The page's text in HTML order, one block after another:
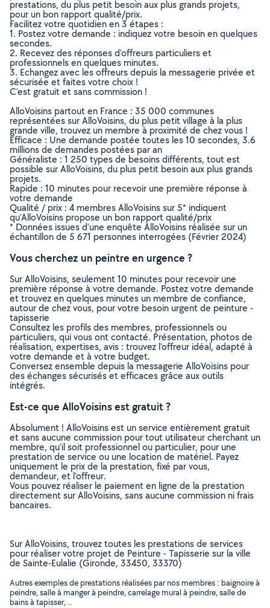
prestations, du plus petit besoin aux plus grands projets,
pour un bon rapport qualité/prix.
Facilitez votre quotidien en 3 étapes :
1. Postez votre demande : indiquez votre besoin en quelques
secondes.
2. Recevez des réponses d’offreurs particuliers et
professionnels en quelques minutes.
3. Echangez avec les offreurs depuis la messagerie privée et
sécurisée et faites votre choix !
C’est gratuit et sans commission !
AlloVoisins partout en France : 35 000 communes
représentées sur AlloVoisins, du plus petit village à la plus
grande ville, trouvez un membre à proximité de chez vous !
Efficace : Une demande postée toutes les 10 secondes, 3.6
millions de demandes postées par an
Généraliste : 1 250 types de besoins différents, tout est
possible sur AlloVoisins, du plus petit besoin aux plus grands
projets.
Rapide : 10 minutes pour recevoir une première réponse à
votre demande
Qualité / prix : 4 membres AlloVoisins sur 5* indiquent
qu’AlloVoisins propose un bon rapport qualité/prix
* Données issues d’une enquête AlloVoisins réalisée sur un
échantillon de 5 671 personnes interrogées (Février 2024)
Vous cherchez un peintre en urgence ?
Sur AlloVoisins, seulement 10 minutes pour recevoir une
première réponse à votre demande. Postez votre demande
et trouvez en quelques minutes un membre de confiance,
autour de chez vous, pour votre besoin urgent de peinture -
tapisserie
Consultez les profils des membres, professionnels ou
particuliers, qui vous ont contacté. Présentation, photos de
réalisation, expertises, avis : trouvez l'offreur idéal, adapté à
votre demande et à votre budget.
Conversez ensemble depuis la messagerie AlloVoisins pour
des échanges sécurisés et efficaces grâce aux outils
intégrés.
Est-ce que AlloVoisins est gratuit ?
Absolument ! AlloVoisins est un service entièrement gratuit
et sans aucune commission pour tout utilisateur cherchant un
membre, qu’il soit professionnel ou particulier, pour une
prestation de service ou une location de matériel. Payez
uniquement le prix de la prestation, fixé par vous,
demandeur, et l’offreur.
Vous pouvez réaliser le paiement en ligne de la prestation
directement sur AlloVoisins, sans aucune commission ni frais
bancaires.
Sur AlloVoisins, trouvez toutes les prestations de services
pour réaliser votre projet de Peinture - Tapisserie sur la ville
de Sainte-Eulalie (Gironde, 33450, 33370)
Autres exemples de prestations réalisées par nos membres : baignoire à
peindre, salle à manger à peindre, carrelage mural à peindre, salle de
bains à tapisser, ..